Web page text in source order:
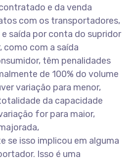
e da venda
com os transportadores,
saída por conta do supridor
como com a saída
têm penalidades
de 100% do volume
variação para menor,
da capacidade
for para maior,
se isso implicou em alguma
Isso é uma